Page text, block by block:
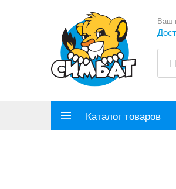
Ваш
Каталог товаров